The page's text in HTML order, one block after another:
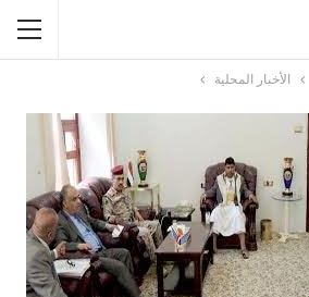
الأخبار المحلية